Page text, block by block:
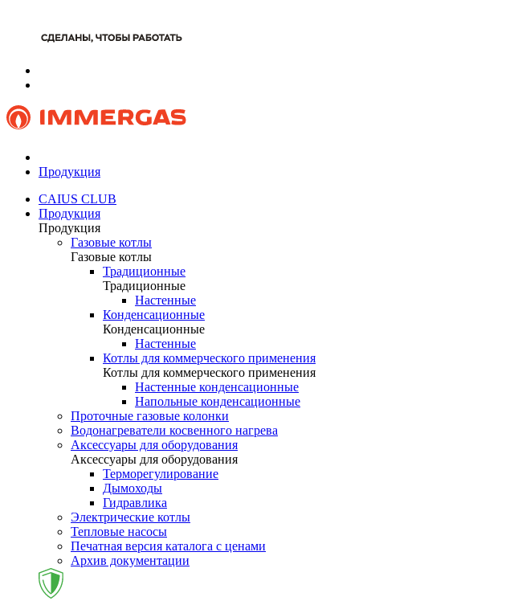
Продукция
CAIUS CLUB
Продукция
Продукция
Газовые котлы
Газовые котлы
Традиционные
Традиционные
Настенные
Конденсационные
Конденсационные
Настенные
Котлы для коммерческого применения
Котлы для коммерческого применения
Настенные конденсационные
Напольные конденсационные
Проточные газовые колонки
Водонагреватели косвенного нагрева
Аксессуары для оборудования
Аксессуары для оборудования
Терморегулирование
Дымоходы
Гидравлика
Электрические котлы
Тепловые насосы
Печатная версия каталога с ценами
Архив документации